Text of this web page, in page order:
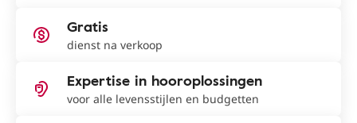
Gratis
dienst na verkoop
Expertise in hooroplossingen
voor alle levensstijlen en budgetten